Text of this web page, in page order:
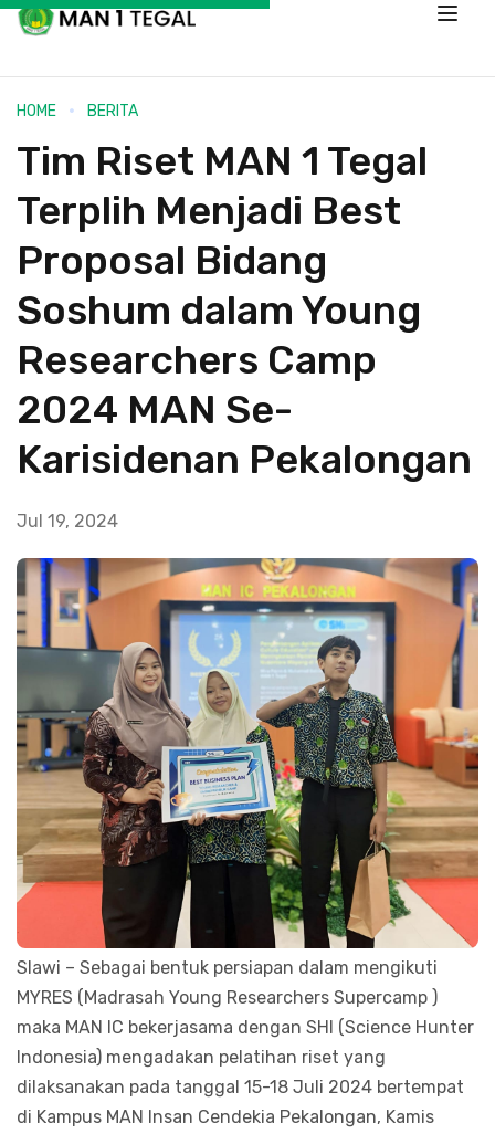
HOME BERITA
Tim Riset MAN 1 Tegal
Terplih Menjadi Best
Proposal Bidang
Soshum dalam Young
Researchers Camp
2024 MAN Se-
Karisidenan Pekalongan
Jul 19, 2024
Slawi – Sebagai bentuk persiapan dalam mengikuti
MYRES (Madrasah Young Researchers Supercamp )
maka MAN IC bekerjasama dengan SHI (Science Hunter
Indonesia) mengadakan pelatihan riset yang
dilaksanakan pada tanggal 15-18 Juli 2024 bertempat
di Kampus MAN Insan Cendekia Pekalongan, Kamis